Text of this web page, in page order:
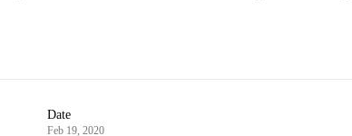
Date
Feb 19, 2020